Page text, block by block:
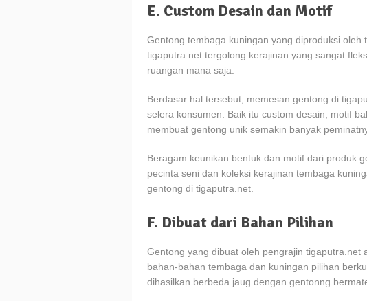
E. Custom Desain dan Motif
Gentong tembaga kuningan yang diproduksi
tigaputra.net tergolong kerajinan yang sangat
ruangan mana saja.
Berdasar hal tersebut, memesan gentong di
selera konsumen. Baik itu custom desain, motif
membuat gentong unik semakin banyak
Beragam keunikan bentuk dan motif dari produk
pecinta seni dan koleksi kerajinan tembaga
gentong di tigaputra.net.
F. Dibuat dari Bahan Pilihan
Gentong yang dibuat oleh pengrajin tigaputra.net
bahan-bahan tembaga dan kuningan pilihan
dihasilkan berbeda jaug dengan gentonng